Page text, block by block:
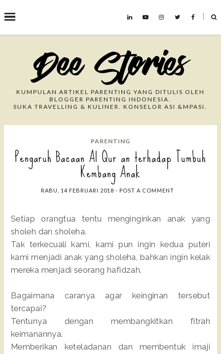
˟
Search This Blog
KUMPULAN ARTIKEL PARENTING YANG DITULIS OLEH
BLOGGER PARENTING INDONESIA.
SUKA TRAVELLING & KULINER. KONSELOR ASI &MPASI.
PARENTING
Pengaruh Bacaan Al Qur an terhadap Tumbuh
Kembang Anak
RABU, 14 FEBRUARI 2018- POST A COMMENT
Setiap orangtua tentu menginginkan anak yang
sholeh dan sholeha.
Tak terkecuali kami, kami pun ingin kedua puteri
kami menjadi anak yang sholeha, bahkan ingin kelak
mereka menjadi seorang hafidzah.
Bagaimana caranya agar keinginan tersebut
tercapai?
Tentunya dengan membangkitkan fitrah
keimanannya.
Memberikan keteladanan dan membentuk imaji